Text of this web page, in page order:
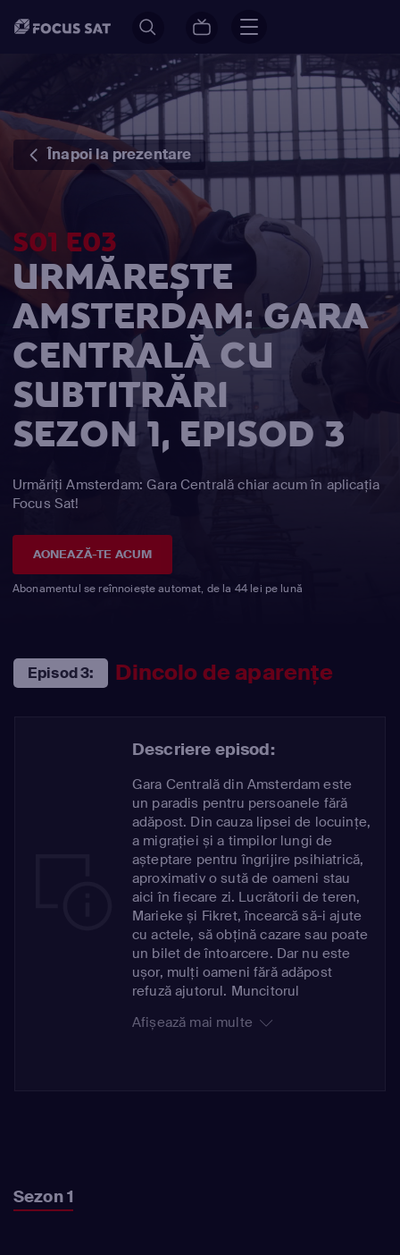
Înapoi la prezentare
S01 E03
URMĂREȘTE
AMSTERDAM: GARA
CENTRALĂ CU
SUBTITRĂRI
SEZON 1, EPISOD 3
Urmăriți Amsterdam: Gara Centrală chiar acum în aplicația
Focus Sat!
AONEAZĂ-TE ACUM
Abonamentul se reînnoiește automat, de la 44 lei pe lună
Episod 3: Dincolo de aparențe
Descriere episod:
Gara Centrală din Amsterdam este
un paradis pentru persoanele fără
adăpost. Din cauza lipsei de locuințe,
a migrației și a timpilor lungi de
așteptare pentru îngrijire psihiatrică,
aproximativ o sută de oameni stau
aici în fiecare zi. Lucrătorii de teren,
Marieke și Fikret, încearcă să-i ajute
cu actele, să obțină cazare sau poate
un bilet de întoarcere. Dar nu este
ușor, mulți oameni fără adăpost
refuză ajutorul. Muncitorul
cu automatele de sticle returnabile
Afișează mai multe
Sezon 1